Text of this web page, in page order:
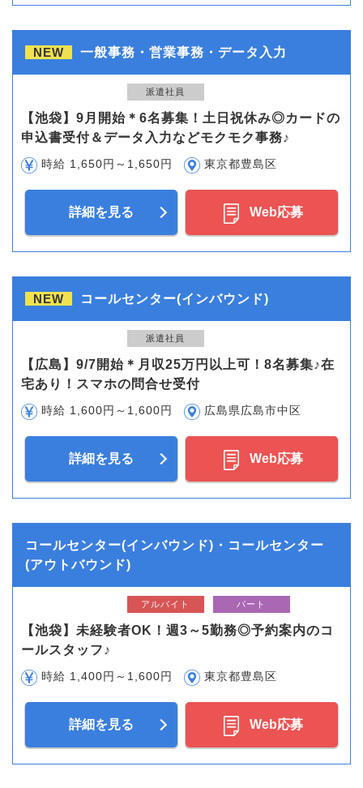
NEW 一般事務・営業事務・データ入力
派遣社員
【池袋】9月開始＊6名募集！土日祝休み◎カードの
申込書受付＆データ入力などモクモク事務♪
時給 1,650円～1,650円 東京都豊島区
詳細を見る Web応募
NEW コールセンター(インバウンド)
派遣社員
【広島】9/7開始＊月収25万円以上可！8名募集♪在
宅あり！スマホの問合せ受付
時給 1,600円～1,600円 広島県広島市中区
詳細を見る Web応募
コールセンター(インバウンド)・コールセンター
(アウトバウンド)
アルバイト パート
【池袋】未経験者OK！週3～5勤務◎予約案内のコ
ールスタッフ♪
時給 1,400円～1,600円 東京都豊島区
詳細を見る Web応募